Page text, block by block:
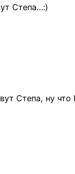
Степа…:)
Степа, ну